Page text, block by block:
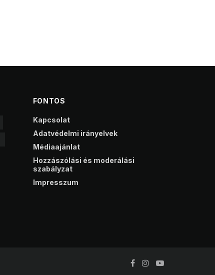
FONTOS
Kapcsolat
Adatvédelmi irányelvek
Médiaajánlat
Hozzászólási és moderálási
szabályzat
Impresszum